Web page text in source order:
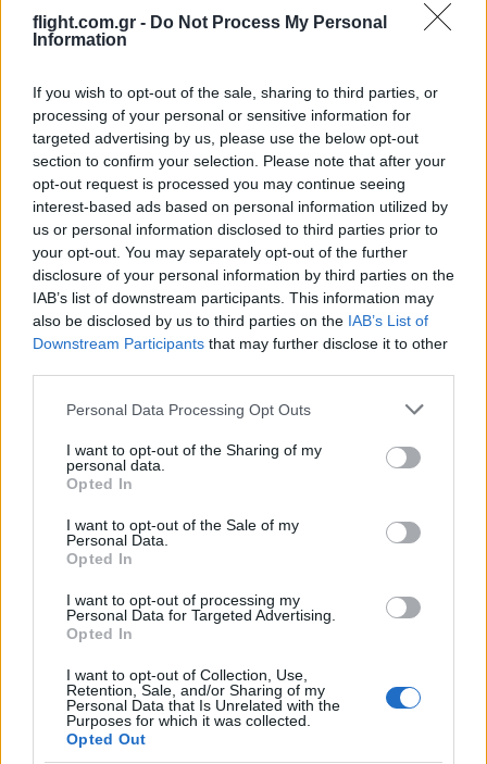
flight.com.gr - Do Not Process My Personal
Information
If you wish to opt-out of the sale, sharing to third parties, or
processing of your personal or sensitive information for
targeted advertising by us, please use the below opt-out
section to confirm your selection. Please note that after your
opt-out request is processed you may continue seeing
interest-based ads based on personal information utilized by
us or personal information disclosed to third parties prior to
your opt-out. You may separately opt-out of the further
disclosure of your personal information by third parties on the
IAB’s list of downstream participants. This information may
also be disclosed by us to third parties on the IAB’s List of
Downstream Participants that may further disclose it to other
Please note that this website/app uses one or more Google
not limited to your visit or usage behaviour. You may click to
grant or deny consent to Google and its third-party tags to
use your data for below specified purposes in below Google
consent section.
Personal Data Processing Opt Outs
I want to opt-out of the Sharing of my
personal data.
Opted In
I want to opt-out of the Sale of my
Personal Data.
Opted In
I want to opt-out of processing my
Personal Data for Targeted Advertising.
Opted In
I want to opt-out of Collection, Use,
Retention, Sale, and/or Sharing of my
Personal Data that Is Unrelated with the
Purposes for which it was collected.
Opted Out
07/08/2026
07/08/2026
Πύραυλοι AIM-260 για
την Αυστραλία, η
παραγγελία του νέου
όπλου αέρος-αέρος
07/08/2026 3
Συναγερμός στη
Γερμανία: Drone με
εντοπίστηκε δίπλα σε
ουκρανικό Antonov –
Έρευνα για πιθανή
ρωσική δολιοφθορά
ΠΟΛΙΤΙΚΗ ΑΠΟΡΡΗΤΟΥ
ΑΓΟΡΑΣΤΕ ΤΑ ΤΕΥΧΗ ΜΑΣ
NAVAL DEFENCE